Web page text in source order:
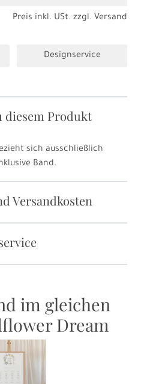
Preis inkl. USt. zzgl. Versand
Designservice
Produkt
sich ausschließlich
Band.
Versandkosten
im gleichen
Dream